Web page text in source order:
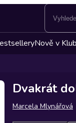
Nově v
Dvakrát
Marcela Mlynářová